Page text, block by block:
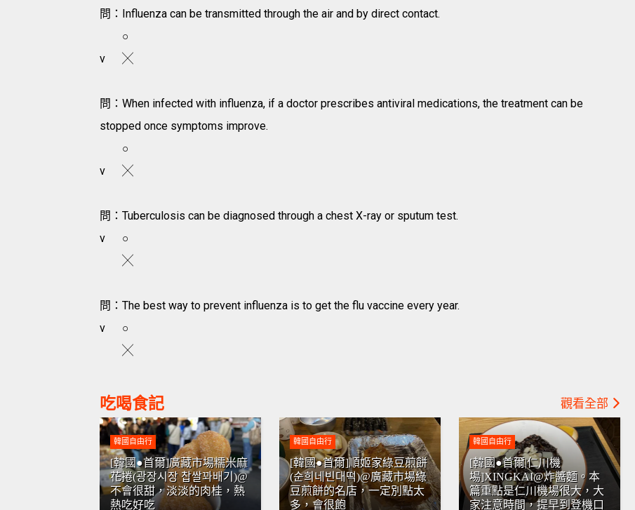
問：Influenza can be transmitted through the air and by direct contact.
○
v
╳
問：When infected with influenza, if a doctor prescribes antiviral medications, the treatment can be
stopped once symptoms improve.
○
v
╳
問：Tuberculosis can be diagnosed through a chest X-ray or sputum test.
v
○
╳
問：The best way to prevent influenza is to get the flu vaccine every year.
v
○
╳
吃喝食記 觀看全部
韓國自由行
[韓國●首爾]廣藏市場糯米麻
花捲(광장시장 찹쌀꽈배기)@
不會很甜，淡淡的肉桂，熱
熱吃好吃
韓國自由行
[韓國●首爾]順姬家綠豆煎餅
(순희네빈대떡)@廣藏市場綠
豆煎餅的名店，一定別點太
多，會很飽
韓國自由行
[韓國●首爾|仁川機
場]XINGKAI@炸醬麵。本
篇重點是仁川機場很大，大
家注意時間，提早到登機口